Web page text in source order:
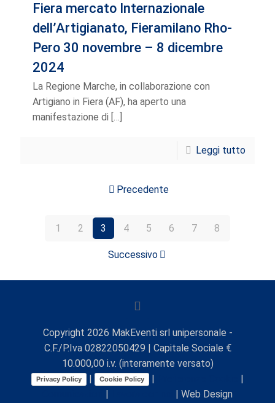
Fiera mercato Internazionale
dell’Artigianato, Fieramilano Rho-
Pero 30 novembre – 8 dicembre
2024
La Regione Marche, in collaborazione con
Artigiano in Fiera (AF), ha aperto una
manifestazione di […]
Leggi tutto
Precedente
1 2 3 4 5 6 7 8
Successivo
Copyright 2026 MakEventi srl unipersonale -
C.F./P.Iva 02822050429 | Capitale Sociale €
10.000,00 i.v. (interamente versato)
Privacy Policy | Cookie Policy |
|
| | Web Design